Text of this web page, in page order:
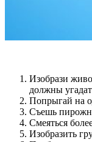
Изобрази
должны
Попрыгай на
Съешь
Смеяться
Изобразить